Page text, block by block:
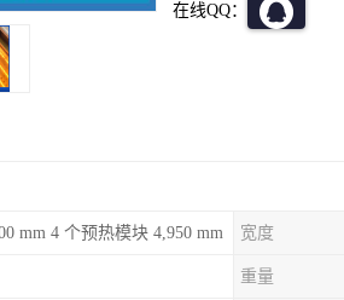
在线QQ：
mm 4 个预热模块 4,950 mm 宽度
重量